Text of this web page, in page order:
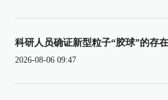
科研人员确证新型粒子“胶球”的存在
2026-08-06 09:47